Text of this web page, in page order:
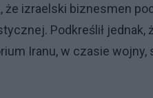
że izraelski biznesmen
Podkreślił
Iranu, w czasie